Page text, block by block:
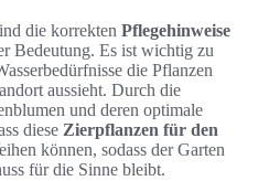
die korrekten Pflegehinweise
Bedeutung. Es ist wichtig zu
die Pflanzen
aussieht. Durch die
und deren optimale
diese Zierpflanzen für den
können, sodass der Garten
für die Sinne bleibt.